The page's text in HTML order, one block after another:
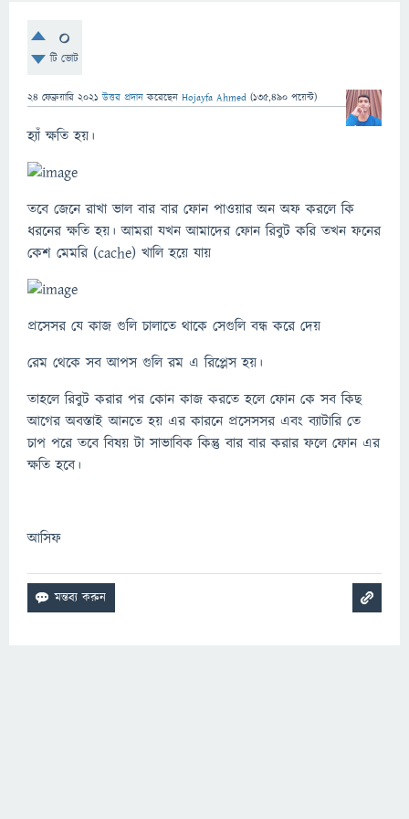
0
টি ভোট
24 ফেব্রুয়ারি 2021 উত্তর প্রদান করেছেন Hojayfa Ahmed (135,490 পয়েন্ট)
হ্যাঁ ক্ষতি হয়।
তবে জেনে রাখা ভাল বার বার ফোন পাওয়ার অন অফ করলে কি
ধরনের ক্ষতি হয়। আমরা যখন আমাদের ফোন রিবুট করি তখন ফনের
কেশ মেমরি (cache) খালি হয়ে যায়
প্রসেসর যে কাজ গুলি চালাতে থাকে সেগুলি বন্ধ করে দেয়
রেম থেকে সব আপস গুলি রম এ রিপ্লেস হয়।
তাহলে রিবুট করার পর কোন কাজ করতে হলে ফোন কে সব কিছ
আগের অবস্তাই আনতে হয় এর কারনে প্রসেসসর এবং ব্যাটারি তে
চাপ পরে তবে বিষয় টা সাভাবিক কিন্তু বার বার করার ফলে ফোন এর
ক্ষতি হবে।
আসিফ